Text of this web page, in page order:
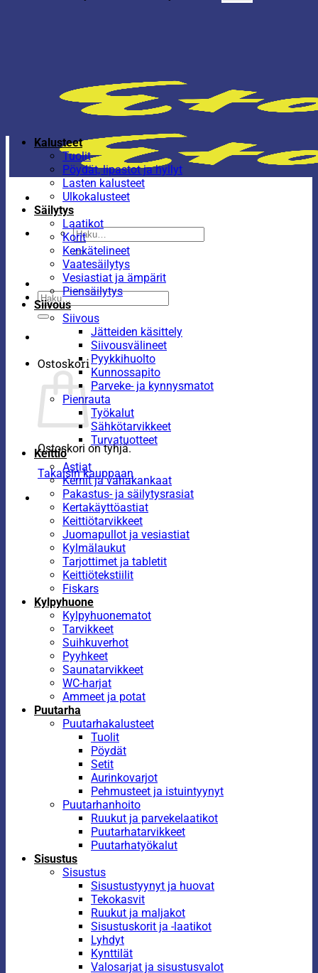
Etsi:
Etsi:
Ostoskori
Ostoskori on tyhjä.
Takaisin kauppaan
Kalusteet
Tuolit
Pöydät, lipastot ja hyllyt
Lasten kalusteet
Ulkokalusteet
Säilytys
Laatikot
Korit
Kenkätelineet
Vaatesäilytys
Vesiastiat ja ämpärit
Piensäilytys
Siivous
Siivous
Jätteiden käsittely
Siivousvälineet
Pyykkihuolto
Kunnossapito
Parveke- ja kynnysmatot
Pienrauta
Työkalut
Sähkötarvikkeet
Turvatuotteet
Keittiö
Astiat
Kernit ja vahakankaat
Pakastus- ja säilytysrasiat
Kertakäyttöastiat
Keittiötarvikkeet
Juomapullot ja vesiastiat
Kylmälaukut
Tarjottimet ja tabletit
Keittiötekstiilit
Fiskars
Kylpyhuone
Kylpyhuonematot
Tarvikkeet
Suihkuverhot
Pyyhkeet
Saunatarvikkeet
WC-harjat
Ammeet ja potat
Puutarha
Puutarhakalusteet
Tuolit
Pöydät
Setit
Aurinkovarjot
Pehmusteet ja istuintyynyt
Puutarhanhoito
Ruukut ja parvekelaatikot
Puutarhatarvikkeet
Puutarhatyökalut
Sisustus
Sisustus
Sisustustyynyt ja huovat
Tekokasvit
Ruukut ja maljakot
Sisustuskorit ja -laatikot
Lyhdyt
Kynttilät
Valosarjat ja sisustusvalot